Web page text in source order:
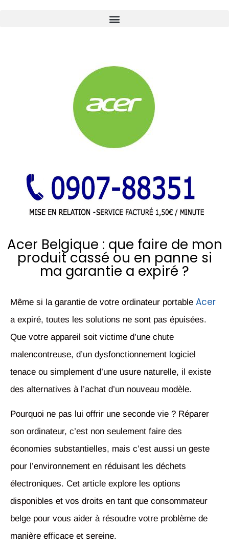
Acer Belgique : que faire de mon
produit cassé ou en panne si
ma garantie a expiré ?
Même si la garantie de votre ordinateur portable Acer
a expiré, toutes les solutions ne sont pas épuisées.
Que votre appareil soit victime d’une chute
malencontreuse, d’un dysfonctionnement logiciel
tenace ou simplement d’une usure naturelle, il existe
des alternatives à l’achat d’un nouveau modèle.
Pourquoi ne pas lui offrir une seconde vie ? Réparer
son ordinateur, c’est non seulement faire des
économies substantielles, mais c’est aussi un geste
pour l’environnement en réduisant les déchets
électroniques. Cet article explore les options
disponibles et vos droits en tant que consommateur
belge pour vous aider à résoudre votre problème de
manière efficace et sereine.